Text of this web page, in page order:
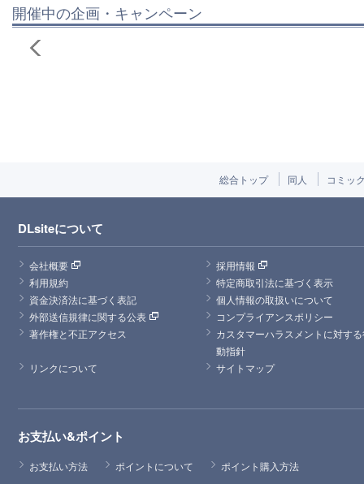
開催中の企画・キャンペーン
総合トップ 同人 コミッ
DLsiteについて
会社概要
採用情報
利用規約
特定商取引法に基づく表示
資金決済法に基づく表記
個人情報の取扱いについて
外部送信規律に関する公表
コンプライアンスポリシー
著作権と不正アクセス
カスタマーハラスメントに対す
動指針
リンクについて
サイトマップ
お支払い&ポイント
お支払い方法 ポイントについて ポイント購入方法